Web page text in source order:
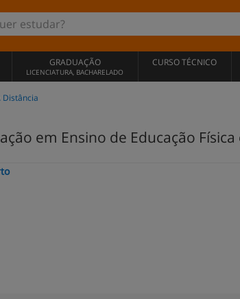
GRADUAÇÃO
LICENCIATURA, BACHARELADO
CURSO TÉCNICO
Distância
em Ensino de Educação Física